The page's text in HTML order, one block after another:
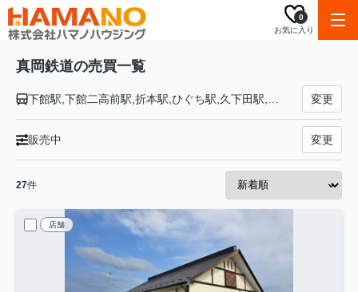
お気に入り
0
真岡鉄道の売買一覧
変更
販売中 変更
27件
店舗